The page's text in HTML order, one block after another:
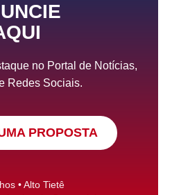
no Portal de Notícias,
Redes Sociais.
PROPOSTA
• Alto Tietê